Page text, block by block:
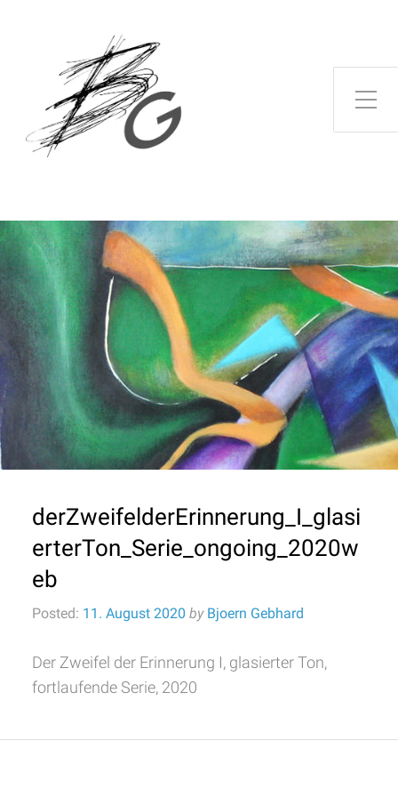
derZweifelderErinnerung_I_glasi
erterTon_Serie_ongoing_2020w
eb
Posted: 11. August 2020 by Bjoern Gebhard
Der Zweifel der Erinnerung I, glasierter Ton,
fortlaufende Serie, 2020